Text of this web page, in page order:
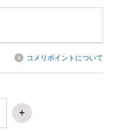
コメリポイントについて